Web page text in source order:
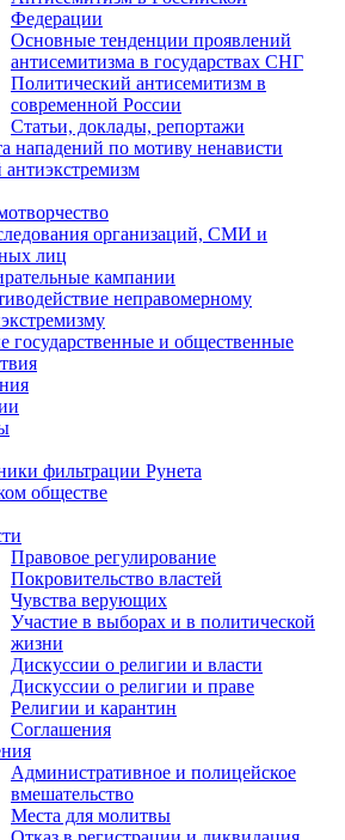
Федерации
Основные тенденции проявлений
антисемитизма в государствах СНГ
Политический антисемитизм в
современной России
Статьи, доклады, репортажи
нападений по мотиву ненависти
организаций, СМИ и
лиц
кампании
неправомерному
государственные и общественные
фильтрации Рунета
обществе
Правовое регулирование
Покровительство властей
Чувства верующих
Участие в выборах и в политической
жизни
Дискуссии о религии и власти
Дискуссии о религии и праве
Религии и карантин
Соглашения
Административное и полицейское
вмешательство
Места для молитвы